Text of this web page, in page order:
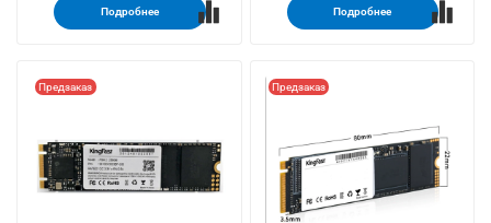
Подробнее Подробнее
Предзаказ Предзаказ